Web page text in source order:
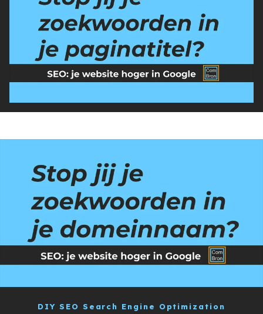
DIY SEO Search Engine Optimization